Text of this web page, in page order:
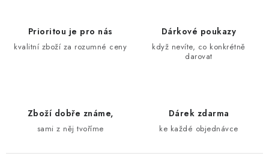
Prioritou je pro nás
kvalitní zboží za rozumné ceny
Dárkové poukazy
když nevíte, co konkrétně
darovat
Zboží dobře známe,
sami z něj tvoříme
Dárek zdarma
ke každé objednávce